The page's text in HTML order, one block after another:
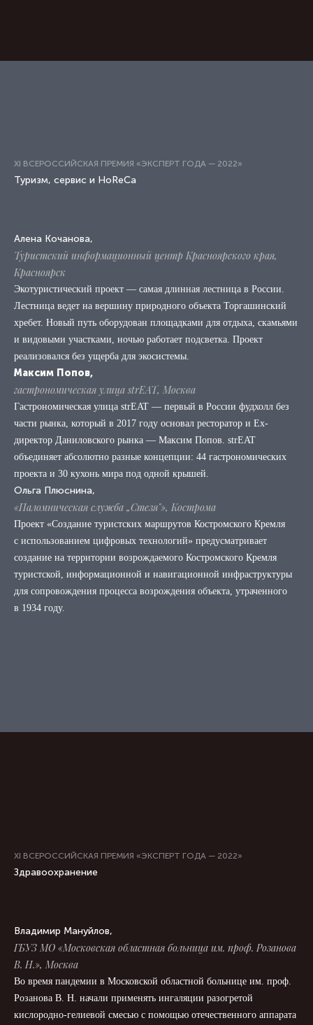
XI ВСЕРОССИЙСКАЯ ПРЕМИЯ «ЭКСПЕРТ ГОДА — 2022»
Туризм, сервис и HoReCa
Алена Кочанова,
Туристский информационный центр Красноярского края,
Красноярск
Экотуристический проект — самая длинная лестница в России.
Лестница ведет на вершину природного объекта Торгашинский
хребет. Новый путь оборудован площадками для отдыха, скамьями
и видовыми участками, ночью работает подсветка. Проект
реализовался без ущерба для экосистемы.
Максим Попов,
гастрономическая улица strEAT, Москва
Гастрономическая улица strEAT — первый в России фудхолл без
части рынка, который в 2017 году основал ресторатор и Ex-
директор Даниловского рынка — Максим Попов. strEAT
объединяет абсолютно разные концепции: 44 гастрономических
проекта и 30 кухонь мира под одной крышей.
Ольга Плюснина,
«Паломническая служба „Стезя"», Кострома
Проект «Создание туристских маршрутов Костромского Кремля
с использованием цифровых технологий» предусматривает
создание на территории возрождаемого Костромского Кремля
туристской, информационной и навигационной инфраструктуры
для сопровождения процесса возрождения объекта, утраченного
в 1934 году.
XI ВСЕРОССИЙСКАЯ ПРЕМИЯ «ЭКСПЕРТ ГОДА — 2022»
Здравоохранение
Владимир Мануйлов,
ГБУЗ МО «Московская областная больница им. проф. Розанова
В. Н.», Москва
Во время пандемии в Московской областной больнице им. проф.
Розанова В. Н. начали применять ингаляции разогретой
кислородно-гелиевой смесью с помощью отечественного аппарата